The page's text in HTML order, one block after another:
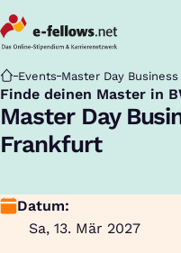
Startseite
Events Master Day
Finde deinen Master in
:
Master Day
Frankfurt
Datum:
Sa, 13. Mär 2027